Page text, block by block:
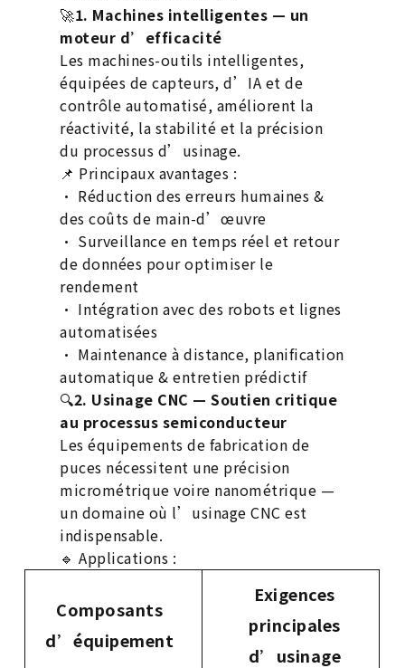
🚀1. Machines intelligentes — un
moteur d’efficacité
Les machines-outils intelligentes,
équipées de capteurs, d’IA et de
contrôle automatisé, améliorent la
réactivité, la stabilité et la précision
du processus d’usinage.
📌 Principaux avantages :
• Réduction des erreurs humaines &
des coûts de main-d’œuvre
• Surveillance en temps réel et retour
de données pour optimiser le
rendement
• Intégration avec des robots et lignes
automatisées
• Maintenance à distance, planification
automatique & entretien prédictif
🔍2. Usinage CNC — Soutien critique
au processus semiconducteur
Les équipements de fabrication de
puces nécessitent une précision
micrométrique voire nanométrique —
un domaine où l’usinage CNC est
indispensable.
🔹 Applications :
Composants
d’équipement
Exigences
principales
d’usinage